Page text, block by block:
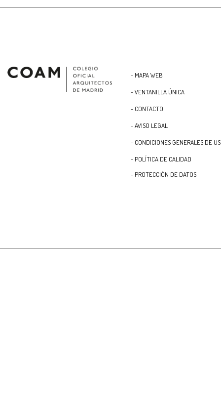
- MAPA WEB
- VENTANILLA ÚNICA
- CONTACTO
- AVISO LEGAL
- CONDICIONES GENERALES DE
- POLÍTICA DE CALIDAD
- PROTECCIÓN DE DATOS